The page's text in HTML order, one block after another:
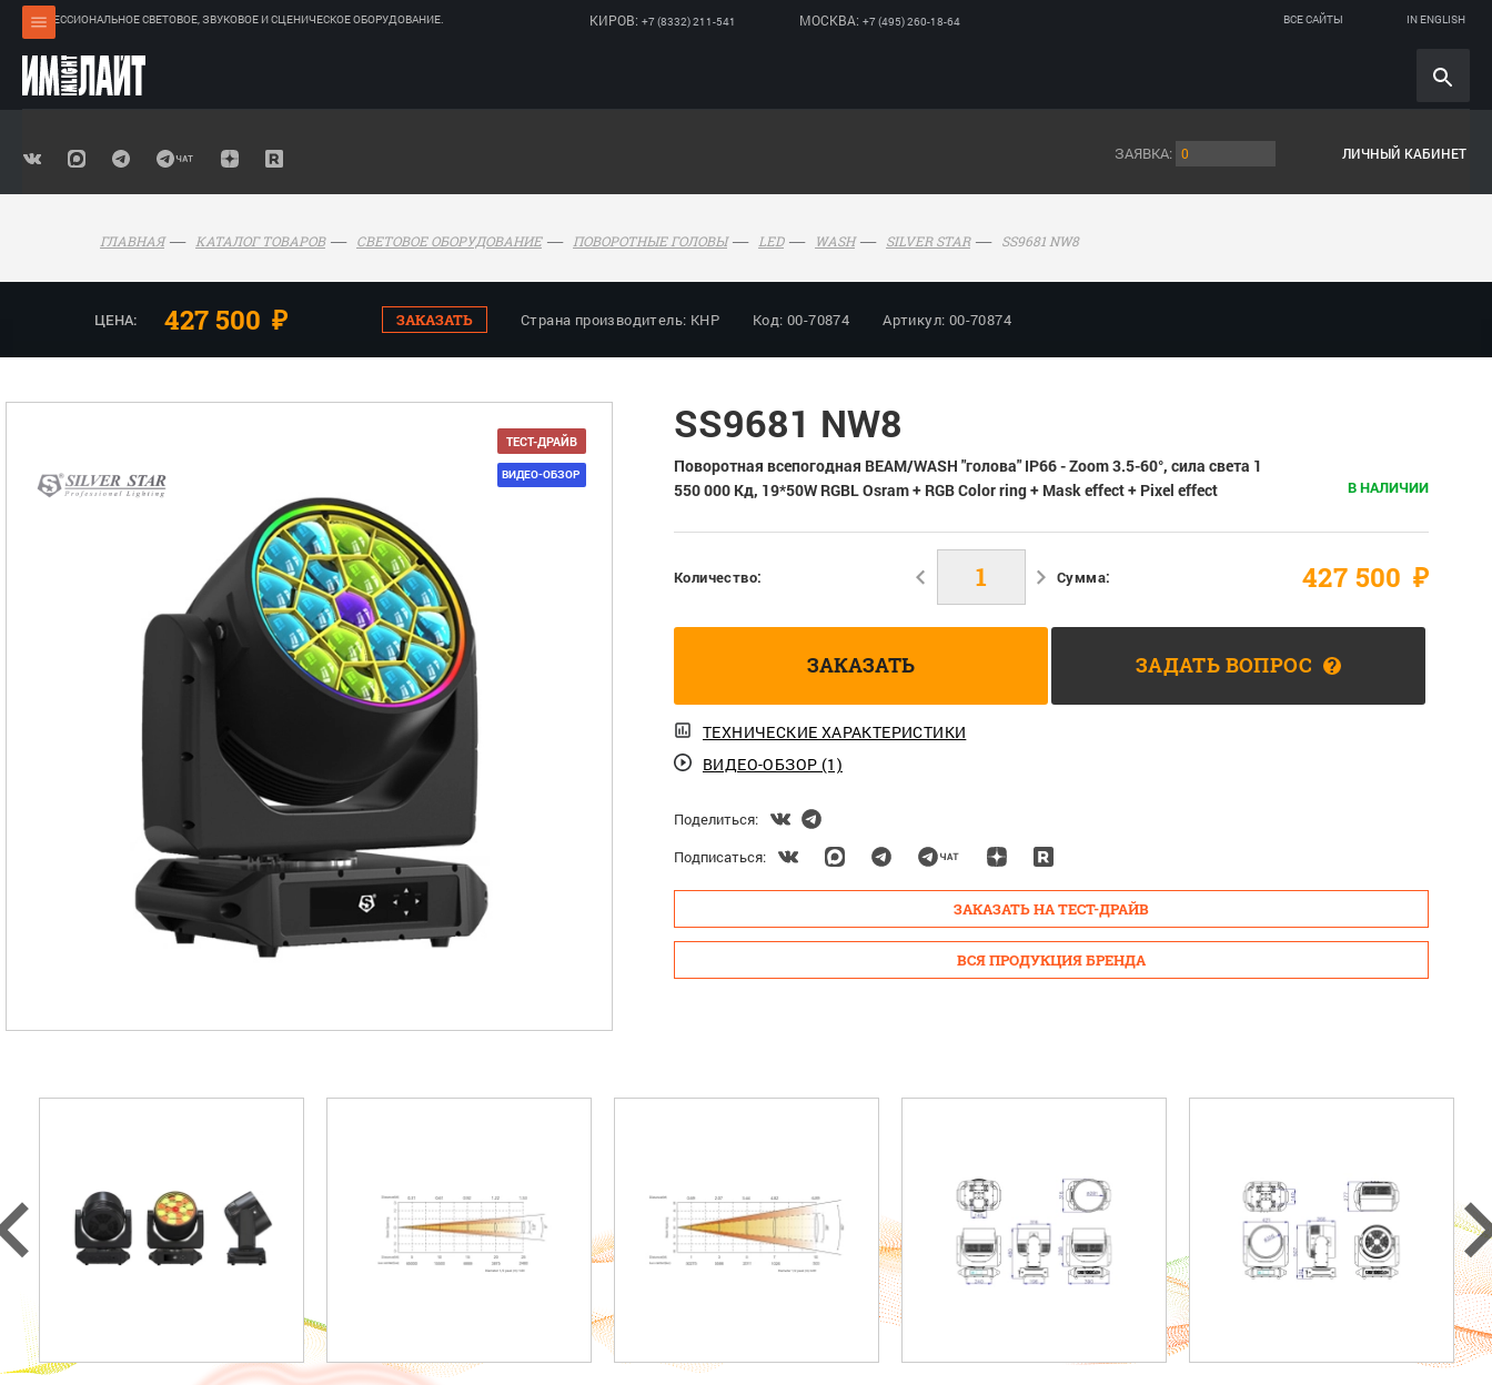
ПРОФЕССИОНАЛЬНОЕ СВЕТОВОЕ, ЗВУКОВОЕ И СЦЕНИЧЕСКОЕ ОБОРУДОВАНИЕ. КИРОВ: +7 (8332) 211-541 МОСКВА: +7 (495) 260-18-64 ВСЕ САЙТЫ IN ENGLISH
ЗАЯВКА: 0 ЛИЧНЫЙ КАБИНЕТ
ГЛАВНАЯ КАТАЛОГ ТОВАРОВ СВЕТОВОЕ ОБОРУДОВАНИЕ ПОВОРОТНЫЕ ГОЛОВЫ LED WASH SILVER STAR SS9681 NW8
ЦЕНА: 427 500 ₽ ЗАКАЗАТЬ Страна производитель: КНР Код: 00-70874 Артикул: 00-70874
ТЕСТ-ДРАЙВ
ВИДЕО-ОБЗОР
SS9681 NW8
Поворотная всепогодная BEAM/WASH "голова" IP66 - Zoom 3.5-60°, сила света 1
550 000 Кд, 19*50W RGBL Osram + RGB Color ring + Mask effect + Pixel effect
В НАЛИЧИИ
Количество: Сумма: 427 500 ₽
ЗАКАЗАТЬ ЗАДАТЬ ВОПРОС ?
ТЕХНИЧЕСКИЕ ХАРАКТЕРИСТИКИ
ВИДЕО-ОБЗОР (1)
Поделиться:
Подписаться:
ЗАКАЗАТЬ НА ТЕСТ-ДРАЙВ
ВСЯ ПРОДУКЦИЯ БРЕНДА